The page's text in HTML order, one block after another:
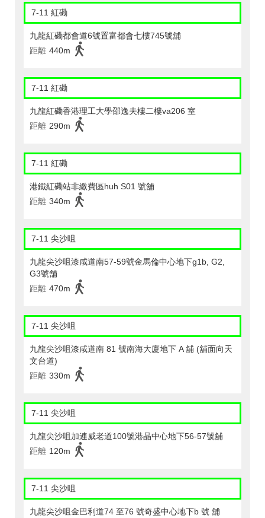
7-11 紅磡
九龍紅磡都會道6號置富都會七樓745號舖
距離 440m
7-11 紅磡
九龍紅磡香港理工大學邵逸夫樓二樓va206 室
距離 290m
7-11 紅磡
港鐵紅磡站非繳費區huh S01 號舖
距離 340m
7-11 尖沙咀
九龍尖沙咀漆咸道南57-59號金馬倫中心地下g1b, G2,
G3號舗
距離 470m
7-11 尖沙咀
九龍尖沙咀漆咸道南 81 號南海大廈地下 A 舖 (舖面向天
文台道)
距離 330m
7-11 尖沙咀
九龍尖沙咀加連威老道100號港晶中心地下56-57號舖
距離 120m
7-11 尖沙咀
九龍尖沙咀金巴利道74 至76 號奇盛中心地下b 號 舖